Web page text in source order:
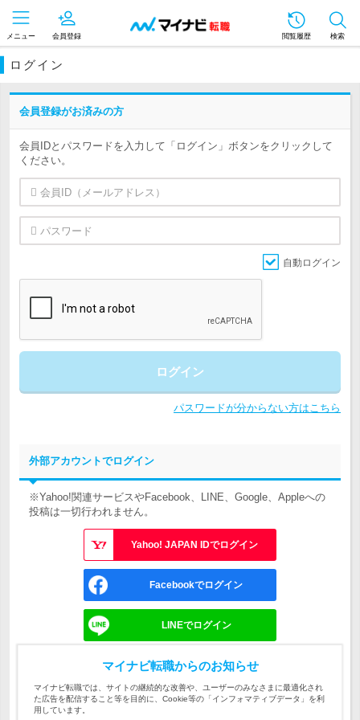
メニュー 会員登録 閲覧履歴 検索
ログイン
会員登録がお済みの方
会員IDとパスワードを入力して「ログイン」ボタンをクリックして
ください。
自動ログイン
ログイン
パスワードが分からない方はこちら
外部アカウントでログイン
※Yahoo!関連サービスやFacebook、LINE、Google、Appleへの
投稿は一切行われません。
Yahoo! JAPAN IDでログイン
Facebookでログイン
LINEでログイン
Googleでログイン
Appleでサインイン
マイナビ転職からのお知らせ
マイナビ転職では、サイトの継続的な改善や、ユーザーのみなさまに最適化され
た広告を配信すること等を目的に、Cookie等の「インフォマティブデータ」を利
用しています。